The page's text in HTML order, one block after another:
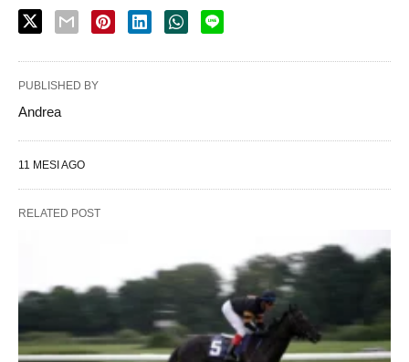
PUBLISHED BY
Andrea
11 MESI AGO
RELATED POST